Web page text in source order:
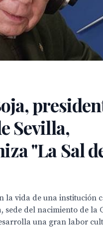
Sevilla,
"La Sal
la vida de una institución
sede del nacimiento de la
una gran labor